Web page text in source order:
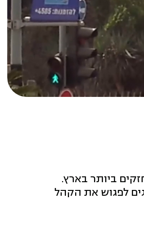
לפגוש את הקהל